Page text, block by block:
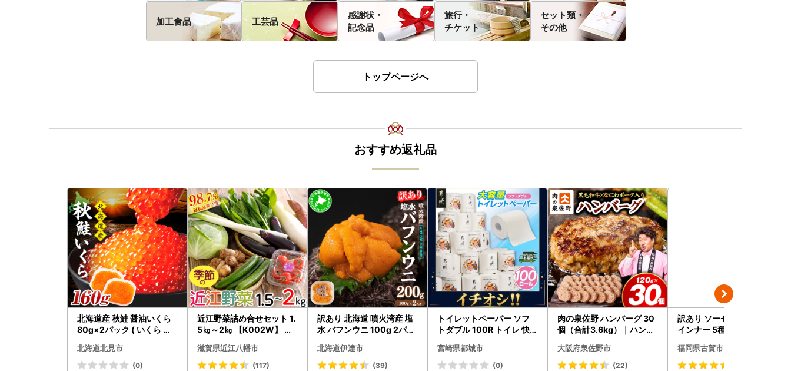
加工食品 工芸品
感謝状・
記念品
旅行・
チケット
セット類・
その他
トップページへ
おすすめ返礼品
北海道産 秋鮭 醤油いくら
80g×2パック ( いくら イ
くら 醤油漬け パック 北海
道産 ふるさと納税 秋鮭 )【
北海道北見市
(0)
近江野菜詰め合せセット 1.
5㎏～2㎏ 【K002W】 野
滋賀県近江八幡市
(117)
訳あり 北海道 噴火湾産 塩
水 バフンウニ 100g 2パッ
付き》うに ウニ 雲丹 海鮮
海の幸 魚介類 ウニ丼 お寿
北海道伊達市
(39)
トイレットペーパー ソフ
トダブル 100R トイレ 快
宮崎県都城市
(0)
肉の泉佐野 ハンバーグ 30
個（合計3.6kg）｜ハンバ
わポーク
大阪府泉佐野市
(22)
訳あり ソーセージ福袋 ウ
インナー 5種セット 合計4.
福岡県古賀市